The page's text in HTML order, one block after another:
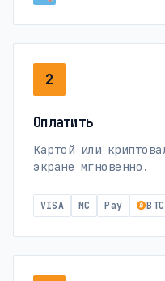
2
Оплатить
Картой или
экране мгновенно.
VISA MC Pay BTC